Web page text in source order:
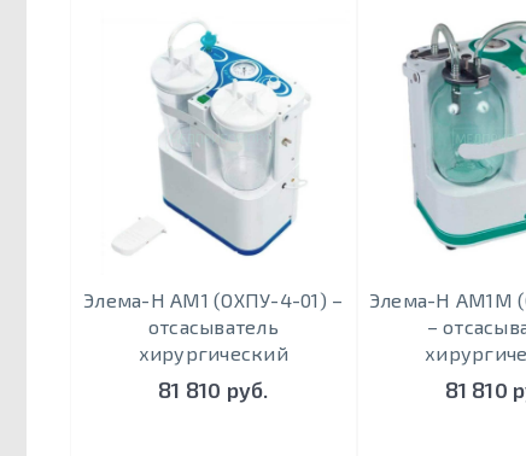
Элема-Н АМ1 (ОХПУ-4-01) –
отсасыватель
хирургический
81 810 руб.
Элема-Н АМ1М
–
81 810